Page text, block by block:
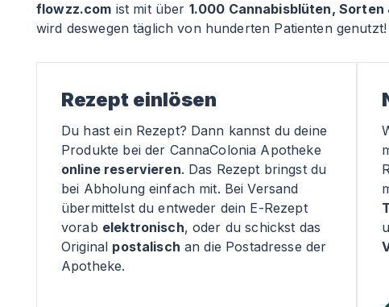
flowzz.com ist mit über 1.000 Cannabisblüten, Sorten
wird deswegen täglich von hunderten Patienten genutzt!
Rezept einlösen
Du hast ein Rezept? Dann kannst du deine
Produkte bei der CannaColonia Apotheke
online reservieren. Das Rezept bringst du
bei Abholung einfach mit. Bei Versand
übermittelst du entweder dein E-Rezept
vorab elektronisch, oder du schickst das
Original postalisch an die Postadresse der
Apotheke.